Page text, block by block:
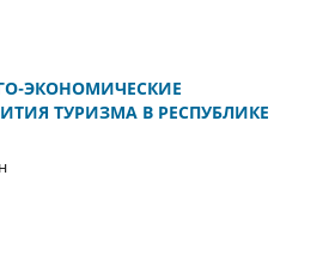
ЭКОНОМИЧЕСКИЕ
ТУРИЗМА В РЕСПУБЛИКЕ